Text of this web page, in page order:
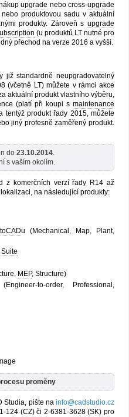
upgrade nebo cross-upgrade
produktovou sadu v aktuální
produkty. Zároveň s upgrade
(u produktů LT nutné pro
přechod na verze 2016 a vyšší.
již standardně neupgradovatelný
(včetně LT) můžete v rámci akce
aktuální produkt vlastního výběru,
(platí při koupi smaintenance
tentýž produkt řady 2015, můžete
jiný profesně zaměřený produkt.
do 23.10.2014.
s vaším okolím.
z komerčních verzí řady R14 až
na následující produkty:
u (Mechanical, Map, Plant,
MEP, Structure)
to-order, Professional,
proměny
Studia, pište na info@cadstudio.cz
124 (CZ) či 2-6381-3628 (SK) pro